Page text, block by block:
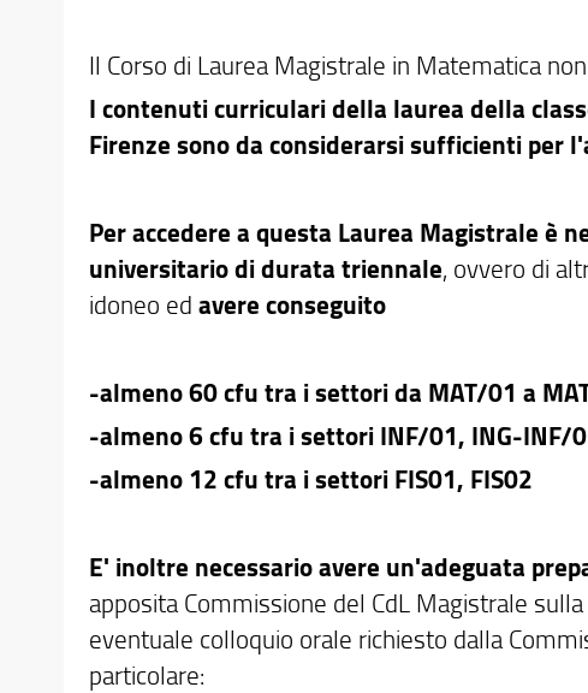
Il Corso di Laurea Magistrale in Matematica
I contenuti curriculari della laurea della
Firenze sono da considerarsi sufficienti per
Per accedere a questa Laurea Magistrale è
universitario di durata triennale, ovvero di
idoneo ed avere conseguito
-almeno 60 cfu tra i settori da MAT/01 a
-almeno 6 cfu tra i settori INF/01, ING-INF/
-almeno 12 cfu tra i settori FIS01, FIS02
E' inoltre necessario avere un'adeguata
apposita Commissione del CdL Magistrale
eventuale colloquio orale richiesto dalla
particolare: